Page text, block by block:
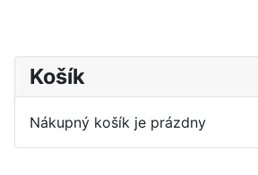
Košík
Nákupný košík je prázdny